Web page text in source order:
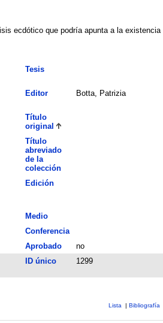
ecdótico que podría apunta a la existencia
Tesis
Editor Botta, Patrizia
Título
original
Título
abreviado
de la
colección
Edición
Medio
Conferencia
Aprobado
no
ID único 1299
Lista | Bibliografía